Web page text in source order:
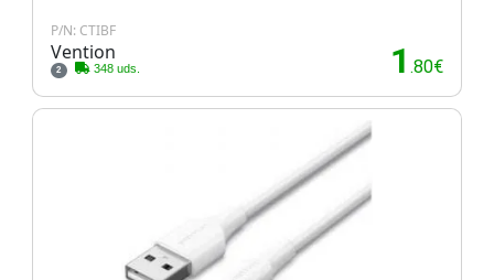
P/N: CTIBF
Vention
2 348 uds. 1 .80€